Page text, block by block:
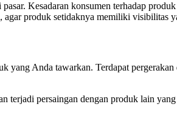
Kesadaran konsumen terhadap
agar produk setidaknya memiliki visibilitas
yang Anda tawarkan. Terdapat
terjadi persaingan dengan produk lain